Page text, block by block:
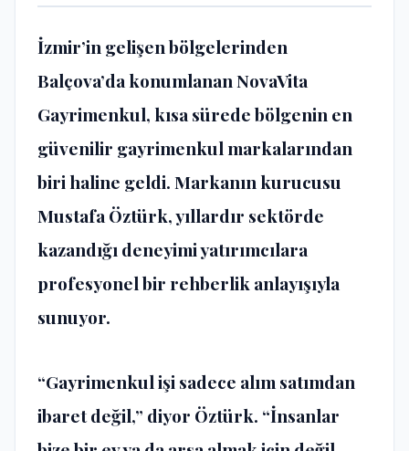
İzmir’in gelişen bölgelerinden
Balçova’da konumlananNovaVita
Gayrimenkul, kısa sürede bölgenin en
güvenilir gayrimenkul markalarından
biri haline geldi. Markanın kurucusu
Mustafa Öztürk, yıllardır sektörde
kazandığı deneyimi yatırımcılara
profesyonel bir rehberlik anlayışıyla
sunuyor.
“Gayrimenkul işi sadece alım satımdan
ibaret değil,” diyor Öztürk. “İnsanlar